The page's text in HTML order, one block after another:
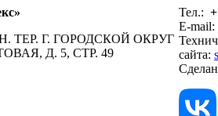
ТЕР. Г. ГОРОДСКОЙ ОКРУГ
Д. 5, СТР. 49
Тел.:
E-mail:
сайта: